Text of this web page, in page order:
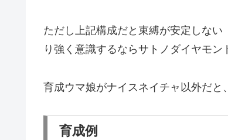
ただし上記構成だと束縛が安定しな
り強く意識するならサトノダイヤモ
育成ウマ娘がナイスネイチャ以外だ
育成例